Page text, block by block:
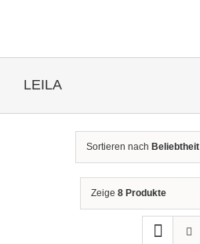
springen
LEILA
Sortieren nach Beliebtheit
Zeige 8 Produkte